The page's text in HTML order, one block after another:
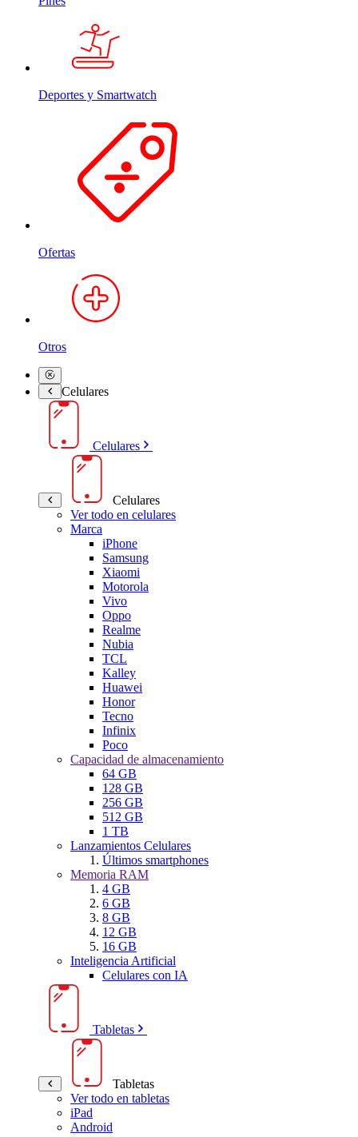
Deportes y Smartwatch
Ofertas
Otros
Celulares
Celulares
Celulares
Ver todo en celulares
Marca
iPhone
Samsung
Xiaomi
Motorola
Vivo
Oppo
Realme
Nubia
TCL
Kalley
Huawei
Honor
Tecno
Infinix
Poco
Capacidad de almacenamiento
64 GB
128 GB
256 GB
512 GB
1 TB
Lanzamientos Celulares
Últimos smartphones
Memoria RAM
4 GB
6 GB
8 GB
12 GB
16 GB
Inteligencia Artificial
Celulares con IA
Tabletas
Tabletas
Ver todo en tabletas
iPad
Android